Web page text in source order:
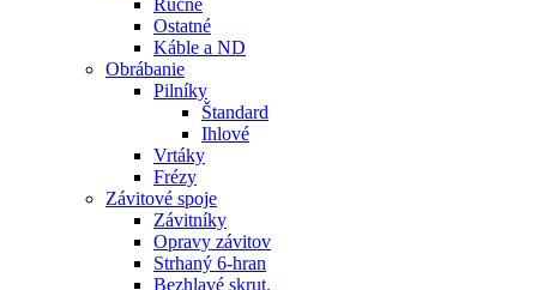
Ručné
Ostatné
Káble a ND
Obrábanie
Pilníky
Štandard
Ihlové
Vrtáky
Frézy
Závitové spoje
Závitníky
Opravy závitov
Strhaný 6-hran
Bezhlavé skrut.